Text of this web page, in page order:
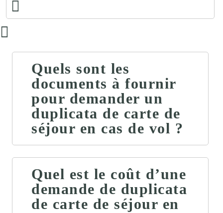
Quels sont les
documents à fournir
pour demander un
duplicata de carte de
séjour en cas de vol ?
Quel est le coût d’une
demande de duplicata
de carte de séjour en